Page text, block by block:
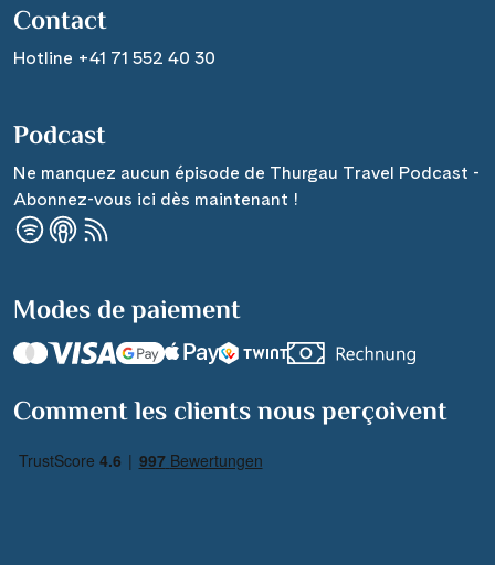
Contact
Hotline +41 71 552 40 30
Podcast
Ne manquez aucun épisode de Thurgau Travel Podcast -
Abonnez-vous ici dès maintenant !
Modes de paiement
Comment les clients nous perçoivent